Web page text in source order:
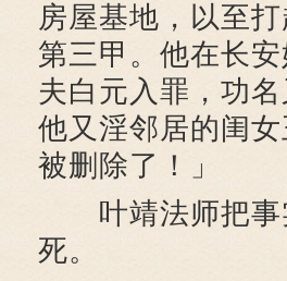
房屋基地，以至
第三甲。他在长
夫白元入罪，功
他又淫邻居的闺
被删除了！」
叶靖法师把事
死。